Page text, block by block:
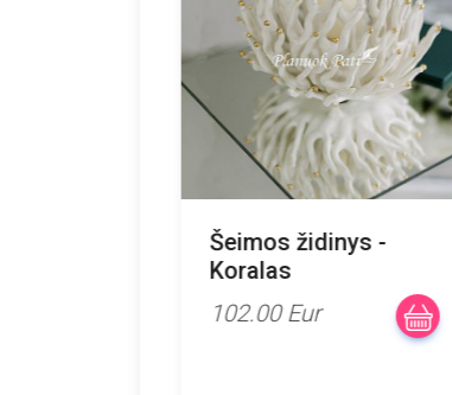
Šeimos židinys -
Koralas
102.00 Eur